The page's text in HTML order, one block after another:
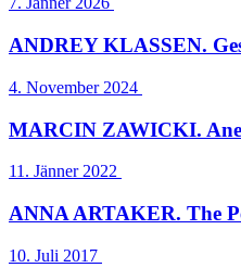
ANDREY KLASSEN.
4. November 2024
MARCIN ZAWICKI.
11. Jänner 2022
ANNA ARTAKER. The
10. Juli 2017